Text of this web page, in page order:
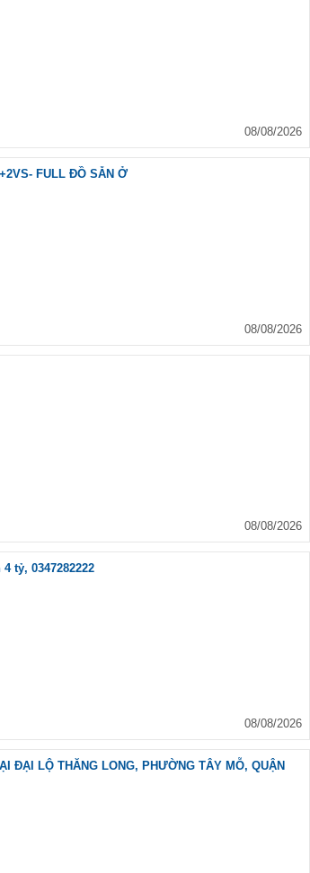
08/08/2026
FULL ĐỒ SẴN Ở
08/08/2026
08/08/2026
tỷ, 0347282222
08/08/2026
ĐẠI LỘ THĂNG LONG, PHƯỜNG TÂY MỖ, QUẬN
8 Đường Hữu Nghị, Xã Phù
Chẩn, Từ Sơn, Bắc Ninh